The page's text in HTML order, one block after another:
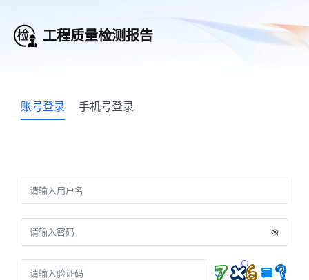
工程质量检测报告
账号登录 手机号登录